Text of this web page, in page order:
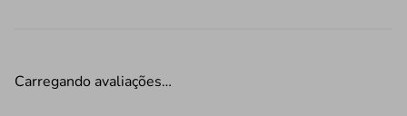
Carregando avaliações…